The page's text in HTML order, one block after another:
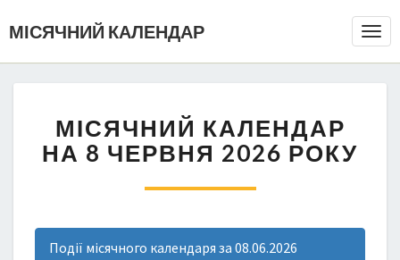
МІСЯЧНИЙ КАЛЕНДАР
МІСЯЧНИЙ КАЛЕНДАР
НА 8 ЧЕРВНЯ 2026 РОКУ
Події місячного календаря за 08.06.2026